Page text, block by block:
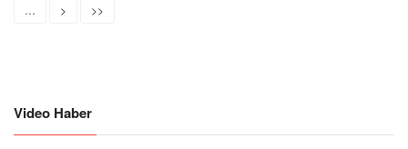
…
> >>
Video Haber